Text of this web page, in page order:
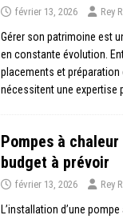
février 13, 2026 Rey
Gérer son patrimoine est
en constante évolution.
placements et
nécessitent une expertise
Pompes à
budget à prévoir
février 13, 2026 Rey
L’installation d’une